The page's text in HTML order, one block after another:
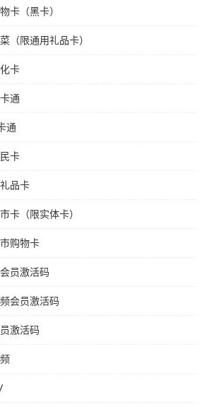
卡（黑卡）
（限通用礼品卡）
卡
通
通
卡
品卡
卡（限实体卡）
购物卡
员激活码
会员激活码
激活码